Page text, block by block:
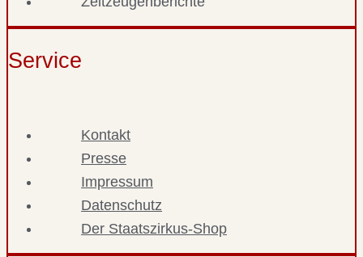
Service
Kontakt
Presse
Impressum
Datenschutz
Der Staatszirkus-Shop